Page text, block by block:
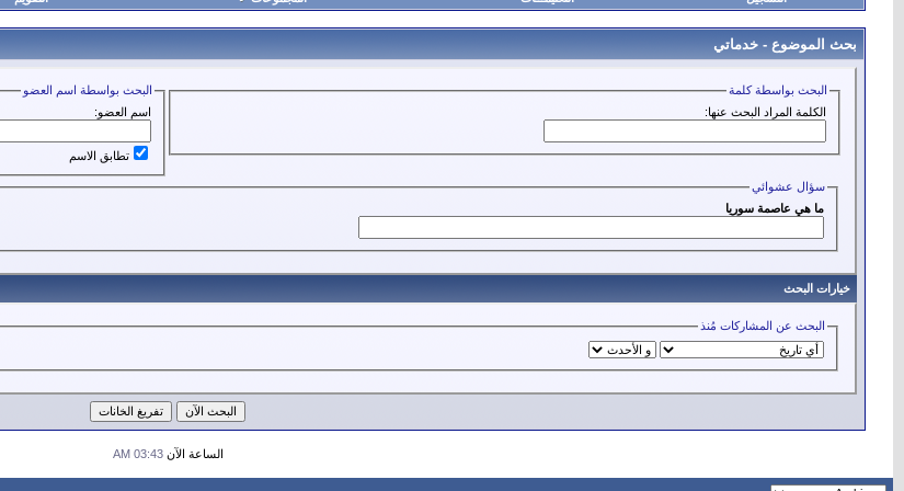
بحث الموضوع - خدماتي
البحث بواسطة كلمة
الكلمة المراد البحث عنها:
البحث بواسطة اسم العضو
اسم العضو:
تطابق الاسم
سؤال عشوائي
ما هي عاصمة سوريا
خيارات البحث
البحث عن المشاركات مُنذ
الساعة الآن03:43 AM